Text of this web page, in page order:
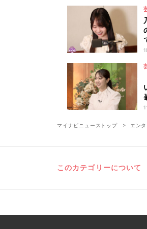
マイナビニューストップ エンタ
このカテゴリーについて